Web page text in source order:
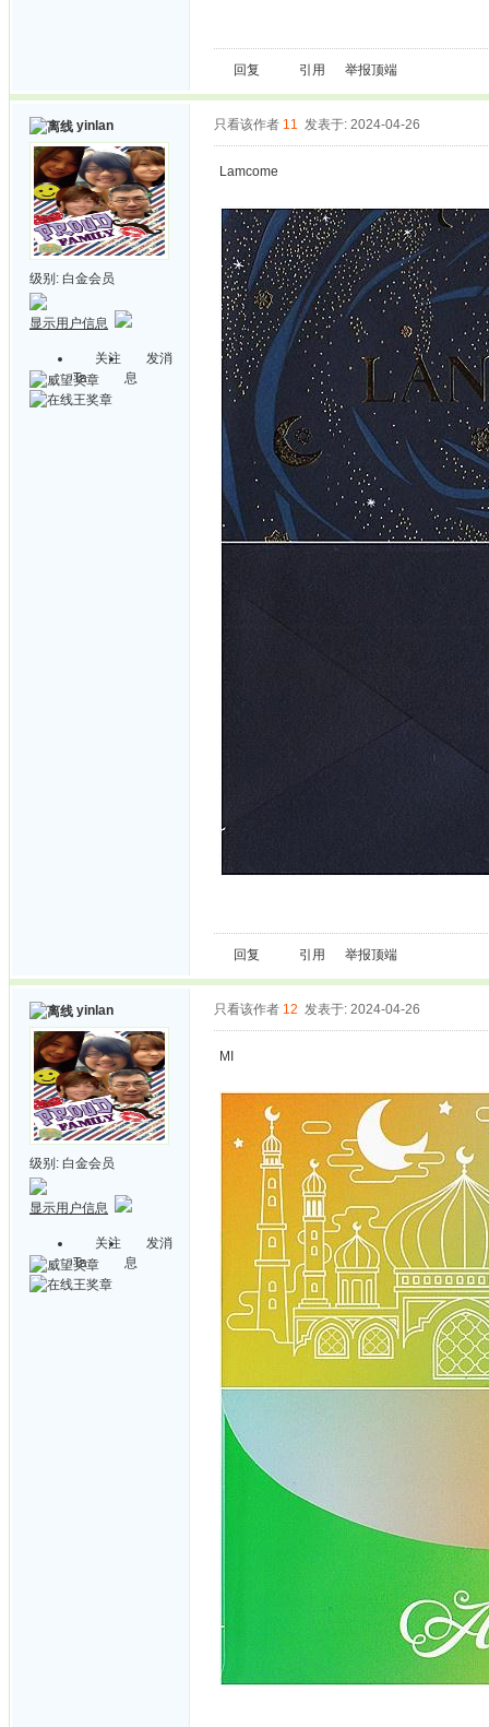
回复 引用 举报顶端
yinlan
级别: 白金会员
显示用户信息
关注
Ta
发消
息
只看该作者 11 发表于: 2024-04-26
Lamcome
回复 引用 举报顶端
yinlan
级别: 白金会员
显示用户信息
关注
Ta
发消
息
只看该作者 12 发表于: 2024-04-26
MI